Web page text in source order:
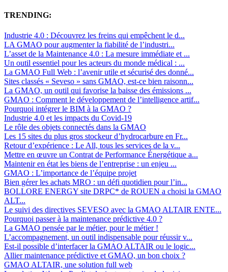
TRENDING:
Industrie 4.0 : Découvrez les freins qui empêchent le d...
LA GMAO pour augmenter la fiabilité de l’industri...
L’asset de la Maintenance 4.0 : La mesure immédiate et ...
Un outil essentiel pour les acteurs du monde médical : ...
La GMAO Full Web : l’avenir utile et sécurisé des donné...
Sites classés « Seveso » sans GMAO, est-ce bien raisonn...
La GMAO, un outil qui favorise la baisse des émissions ...
GMAO : Comment le développement de l’intelligence artif...
Pourquoi intégrer le BIM à la GMAO ?
Industrie 4.0 et les impacts du Covid-19
Le rôle des objets connectés dans la GMAO
Les 15 sites du plus gros stockeur d’hydrocarbure en Fr...
Retour d’expérience : Le All, tous les services de la v...
Mettre en œuvre un Contrat de Performance Énergétique a...
Maintenir en état les biens de l’entreprise : un enjeu ...
GMAO : L’importance de l’équipe projet
Bien gérer les achats MRO : un défi quotidien pour l’in...
BOLLORE ENERGY site DRPC* de ROUEN a choisi la GMAO
ALT...
Le suivi des directives SEVESO avec la GMAO ALTAIR ENTE...
Pourquoi passer à la maintenance prédictive 4.0 ?
La GMAO pensée par le métier, pour le métier !
L’accompagnement, un outil indispensable pour réussir v...
Est-il possible d’interfacer la GMAO ALTAIR ou le logic...
Allier maintenance prédictive et GMAO, un bon choix ?
GMAO ALTAIR, une solution full web